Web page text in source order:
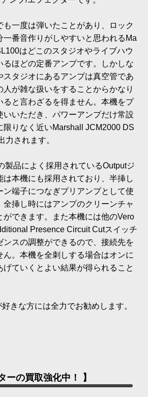
も一度は弾いたことがあり、ロック
一番音作りがしやすいと思われるMa
はどこのスタジオやライブハウ
るほどの定番アンプです。しかしな
スタジオにあるアンプは真空管であ
人が雑な扱いをすることからかなり
ると言わざるを得ません。本機をプ
いいただき、パワーアンプだけ常設
限りなく近いMarshall JCM2000 DS
力されます。
製品によく採用されているOutputジ
は本機にも採用されており、半挿し
ン端子につなぎプリアンプとして使
全挿し時にはアンプのクリーンチャ
ができます。また本機には他のVero
Presence Circuit Cutスイッチ
ンスの調整ができるので、接続先を
ん。本機を全刺しする場合はオンに
げていくとよい結果が得られること
きな方には全力でお勧めします。
ーの買取強化中！ 】